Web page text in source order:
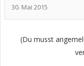
30. Mai 2015
(Du musst